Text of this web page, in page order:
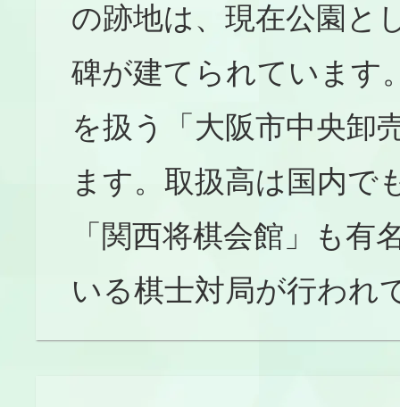
の跡地は、現在公園と
碑が建てられています
を扱う「大阪市中央
ます。取扱高は国内で
「関西将棋会館」も
いる棋士対局が行われ